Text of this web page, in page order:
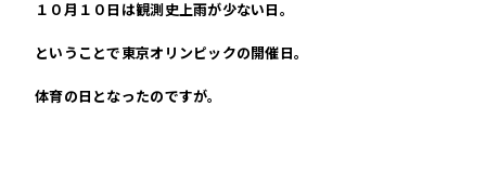
１０月１０日は観測史上雨が少ない日。
ということで東京オリンピックの開催日。
体育の日となったのですが。